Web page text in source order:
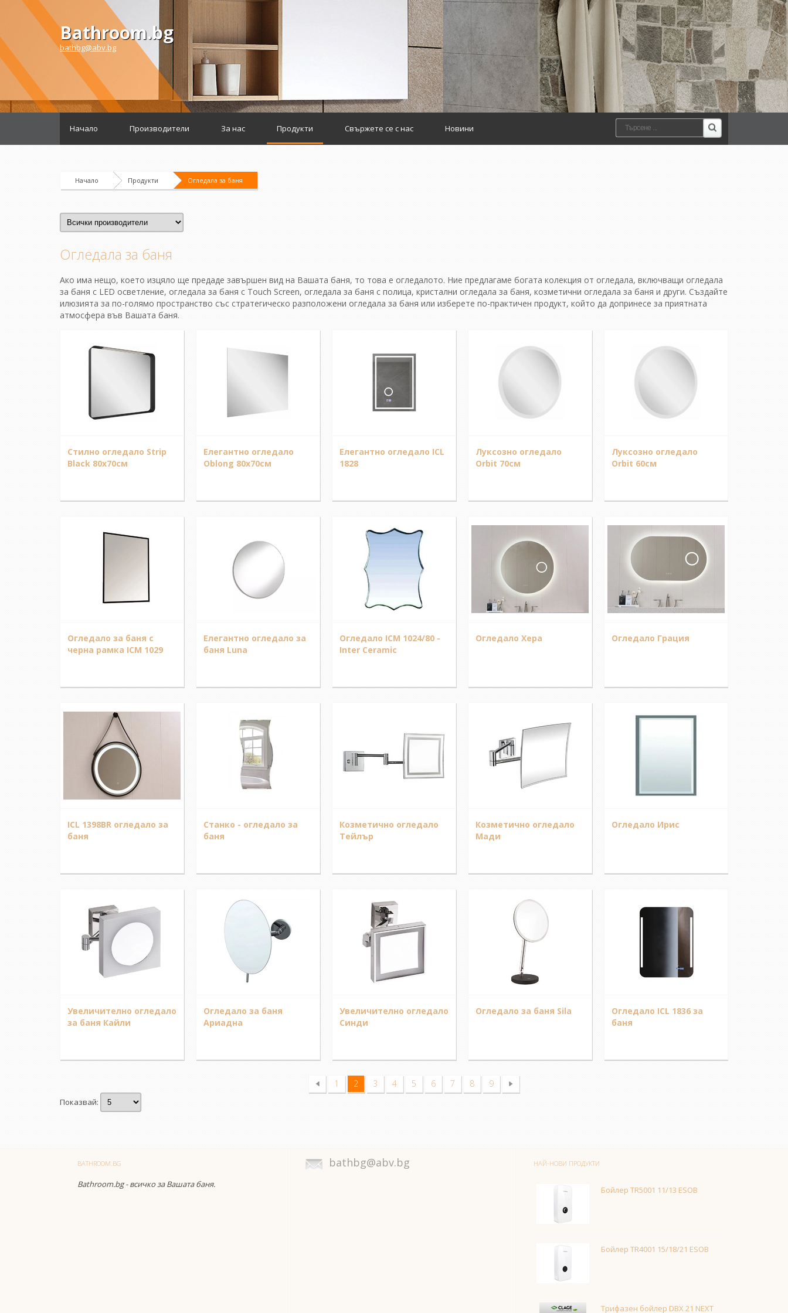
Bathroom.bg
bathbg@abv.bg
Начало Производители За нас Продукти Свържете се с нас Новини
Начало Продукти Огледала за баня
Огледала за баня
Ако има нещо, което изцяло ще предаде завършен вид на Вашата баня, то това е огледалото. Ние предлагаме богата колекция от огледала, включващи огледала
за баня с LED осветление, огледала за баня с Touch Screen, огледала за баня с полица, кристални огледала за баня, козметични огледала за баня и други. Създайте
илюзията за по-голямо пространство със стратегическо разположени огледала за баня или изберете по-практичен продукт, който да допринесе за приятната
атмосфера във Вашата баня.
Стилно огледало Strip
Black 80x70см
Елегантно огледало
Oblong 80x70см
Елегантно огледало ICL
1828
Луксозно огледало
Orbit 70см
Луксозно огледало
Orbit 60см
Огледало за баня с
черна рамка ICM 1029
Елегантно огледало за
баня Luna
Огледало ICM 1024/80 -
Inter Ceramic
Огледало Хера Огледало Грация
ICL 1398BR огледало за
баня
Станко - огледало за
баня
Козметично огледало
Тейлър
Козметично огледало
Мади
Огледало Ирис
Увеличително огледало
за баня Кайли
Огледало за баня
Ариадна
Увеличително огледало
Синди
Огледало за баня Sila
Огледало ICL 1836 за
баня
1 2 3 4 5 6 7 8 9
Показвай:
BATHROOM.BG
Bathroom.bg - всичко за Вашата баня.
bathbg@abv.bg НАЙ-НОВИ ПРОДУКТИ
Бойлер TR5001 11/13 ESOB
Бойлер TR4001 15/18/21 ESOB
Трифазен бойлер DBX 21 NEXT